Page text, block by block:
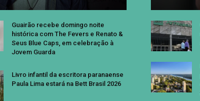
Guairão recebe domingo noite
histórica com The Fevers e Renato &
Seus Blue Caps, em celebração à
Jovem Guarda
Livro infantil da escritora paranaense
Paula Lima estará na Bett Brasil 2026